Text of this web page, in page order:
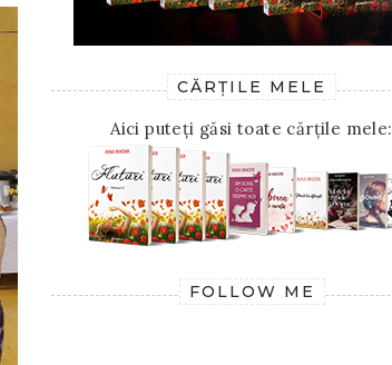
CĂRȚILE MELE
Aici puteți găsi toate cărțile mele:
FOLLOW ME